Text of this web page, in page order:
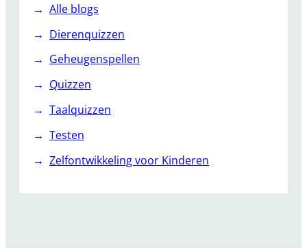
Alle blogs
Dierenquizzen
Geheugenspellen
Quizzen
Taalquizzen
Testen
Zelfontwikkeling voor Kinderen